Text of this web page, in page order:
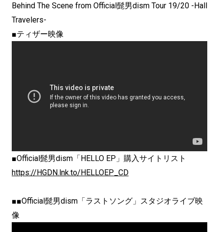
Behind The Scene from Official髭男dism Tour 19/20 -Hall
Travelers-
■ティザー映像
■Official髭男dism「HELLO EP」購入サイトリスト
https://HGDN.lnk.to/HELLOEP_CD
■■Official髭男dism「ラストソング」スタジオライブ映
像